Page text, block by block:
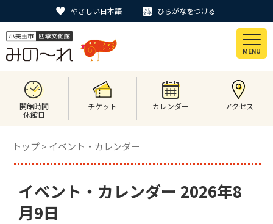
やさしい日本語 ひらがなをつける
MENU
開館時間
休館日
チケット カレンダー アクセス
トップ> イベント・カレンダー
イベント・カレンダー 2026年8
月9日